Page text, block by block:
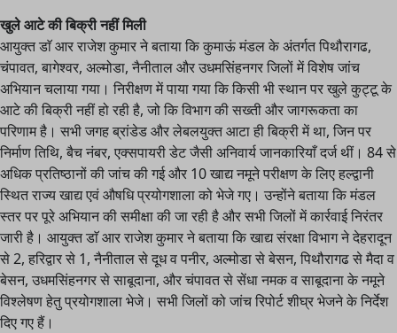
खुले आटे की बिक्री नहीं मिली
आयुक्त डाॅ आर राजेश कुमार ने बताया कि कुमाऊं मंडल के अंतर्गत पिथौरागढ,
चंपावत, बागेश्वर, अल्मोडा, नैनीताल और उधमसिंहनगर जिलों में विशेष जांच
अभियान चलाया गया। निरीक्षण में पाया गया कि किसी भी स्थान पर खुले कुट्टू के
आटे की बिक्री नहीं हो रही है, जो कि विभाग की सख्ती और जागरूकता का
परिणाम है। सभी जगह ब्रांडेड और लेबलयुक्त आटा ही बिक्री में था, जिन पर
निर्माण तिथि, बैच नंबर, एक्सपायरी डेट जैसी अनिवार्य जानकारियाँ दर्ज थीं। 84 से
अधिक प्रतिष्ठानों की जांच की गई और 10 खाद्य नमूने परीक्षण के लिए हल्द्वानी
स्थित राज्य खाद्य एवं औषधि प्रयोगशाला को भेजे गए। उन्होंने बताया कि मंडल
स्तर पर पूरे अभियान की समीक्षा की जा रही है और सभी जिलों में कार्रवाई निरंतर
जारी है। आयुक्त डाॅ आर राजेश कुमार ने बताया कि खाद्य संरक्षा विभाग ने देहरादून
से 2, हरिद्वार से 1, नैनीताल से दूध व पनीर, अल्मोडा से बेसन, पिथौरागढ से मैदा व
बेसन, उधमसिंहनगर से साबूदाना, और चंपावत से सेंधा नमक व साबूदाना के नमूने
विश्लेषण हेतु प्रयोगशाला भेजे। सभी जिलों को जांच रिपोर्ट शीघ्र भेजने के निर्देश
दिए गए हैं।